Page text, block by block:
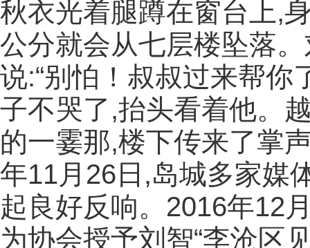
秋衣光着腿蹲在窗台上,
公分就会从七层楼坠落
说:“别怕！叔叔过来帮你
子不哭了,抬头看着他。
的一霎那,楼下传来了掌
年11月26日,岛城多家媒
起良好反响。2016年12
为协会授予刘智“李沧区